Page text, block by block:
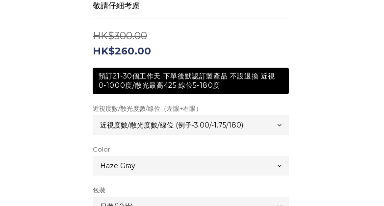
敬請仔細考慮
HK$300.00
HK$260.00
預訂21-30個工作天 下單後默認訂製產品 不設退換 近視
0-1000度/散光最高425 線位5-180度
近視度數/散光度數/線位（左眼+右眼）
Color
包裝